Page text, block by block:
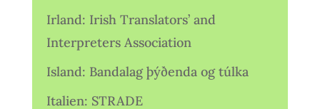
Irland: Irish Translators’ and
Interpreters Association
Island: Bandalag þýðenda og túlka
Italien: STRADE